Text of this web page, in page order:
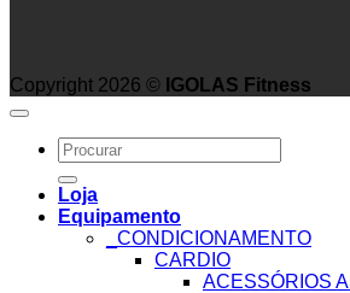
Copyright 2026 © IGOLAS Fitness
Search
for:
Loja
Equipamento
_CONDICIONAMENTO
CARDIO
ACESSÓRIOS